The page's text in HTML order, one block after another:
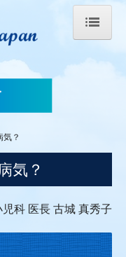
気？
気？
科 医長 古城 真秀子